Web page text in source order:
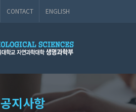
CONTACT ENGLISH
공지사항